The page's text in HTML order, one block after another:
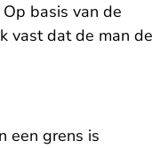
basis van de
vast dat de man de
een grens is